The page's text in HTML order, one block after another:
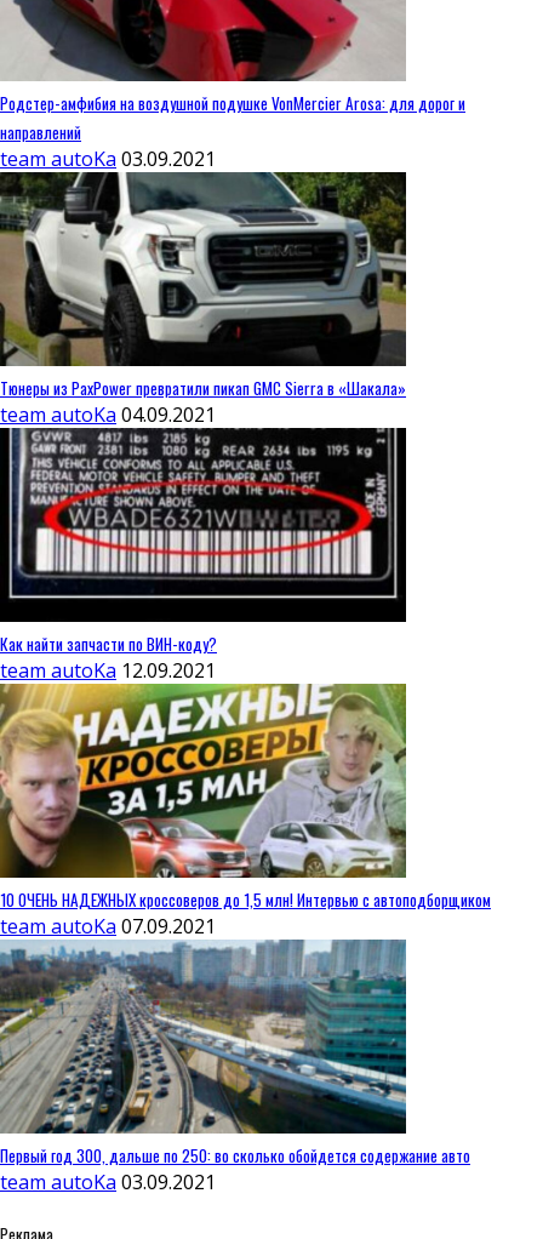
Родстер-амфибия на воздушной подушке VonMercier Arosa: для дорог и
направлений
team autoKa 03.09.2021
Тюнеры из PaxPower превратили пикап GMC Sierra в «Шакала»
team autoKa 04.09.2021
Как найти запчасти по ВИН-коду?
team autoKa 12.09.2021
10 ОЧЕНЬ НАДЕЖНЫХ кроссоверов до 1,5 млн! Интервью с автоподборщиком
team autoKa 07.09.2021
Первый год 300, дальше по 250: во сколько обойдется содержание авто
team autoKa 03.09.2021